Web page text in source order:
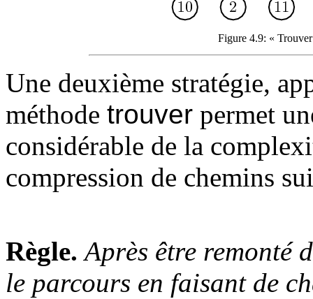
Figure 4.9: «
Une deuxième stratégie,
méthode trouver permet
considérable de la
compression de chemins
Règle.Après être remonté
le parcours en faisant de